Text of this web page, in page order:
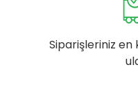
Siparişleriniz en